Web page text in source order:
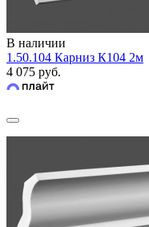
В наличии
1.50.104 Карниз К104 2м
4 075 руб.